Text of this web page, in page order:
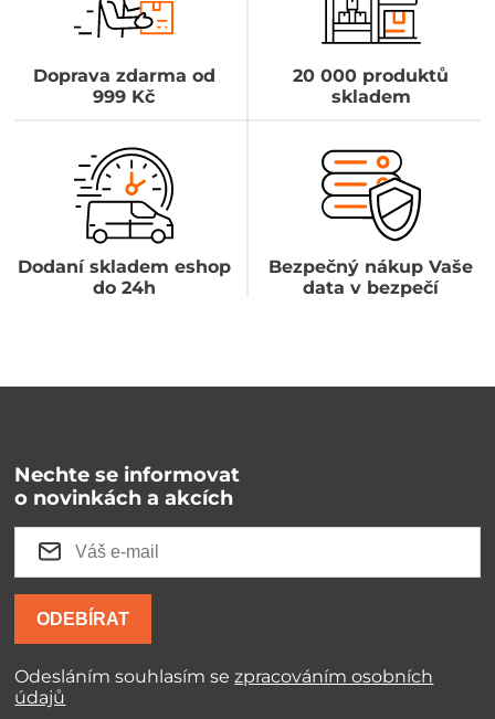
Doprava zdarma od
999 Kč
20 000 produktů
skladem
Dodaní skladem eshop
do 24h
Bezpečný nákup Vaše
data v bezpečí
Nechte se informovat
o novinkách a akcích
ODEBÍRAT
Odesláním souhlasím sezpracováním osobních
údajů